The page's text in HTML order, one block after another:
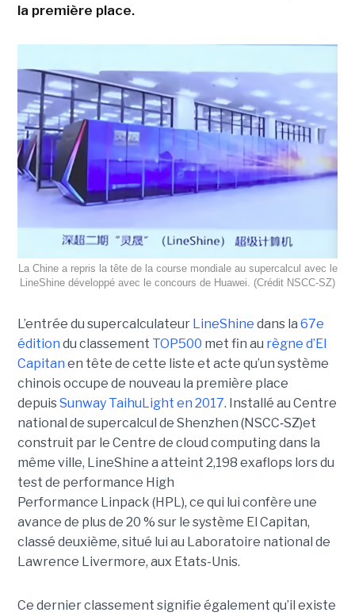
la première place.
La Chine a repris la tête de la course mondiale au supercalcul avec le
LineShine développé avec le concours de Huawei. (Crédit NSCC‑SZ)
L’entrée du supercalculateur LineShine dans la 67e
édition du classement TOP500 met fin au règne d’El
Capitan en tête de cette liste et acte qu’un système
chinois occupe de nouveau la première place
depuisSunway TaihuLight en 2017. Installé au Centre
national de supercalcul de Shenzhen (NSCC‑SZ)et
construit par le Centre de cloud computing dans la
même ville, LineShine a atteint 2,198 exaflops lors du
test de performance High
Performance Linpack (HPL), ce qui lui confère une
avance de plus de 20 % sur le système El Capitan,
classé deuxième, situé lui au Laboratoire national de
Lawrence Livermore, aux Etats-Unis.
Ce dernier classement signifie également qu’il existe